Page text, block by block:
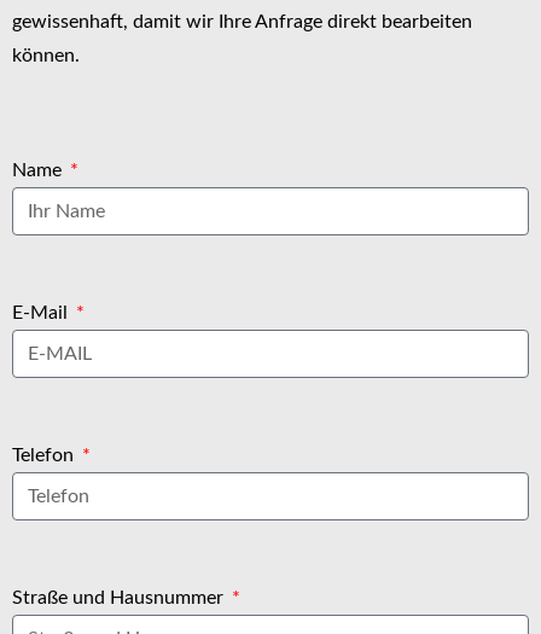
gewissenhaft, damit wir Ihre Anfrage direkt bearbeiten
können.
Name
E-Mail
Telefon
Straße und Hausnummer